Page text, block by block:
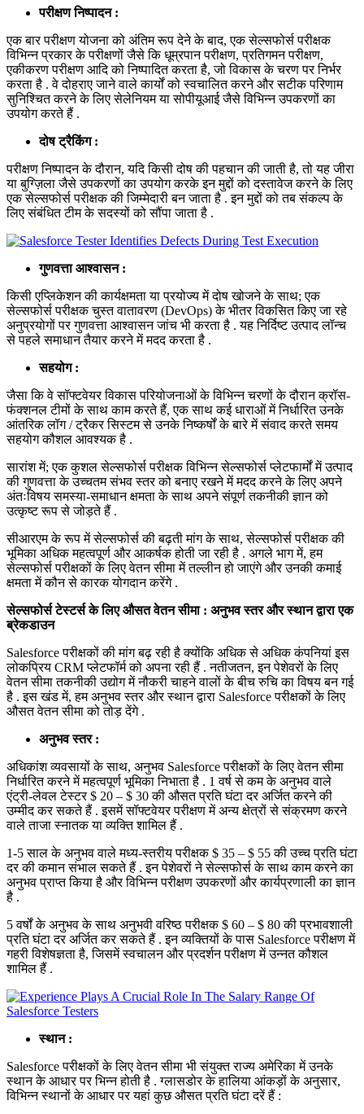
परीक्षण निष्पादन :
एक बार परीक्षण योजना को अंतिम रूप देने के बाद, एक सेल्सफोर्स परीक्षक
विभिन्न प्रकार के परीक्षणों जैसे कि धूम्रपान परीक्षण, प्रतिगमन परीक्षण,
एकीकरण परीक्षण आदि को निष्पादित करता है, जो विकास के चरण पर निर्भर
करता है . वे दोहराए जाने वाले कार्यों को स्वचालित करने और सटीक परिणाम
सुनिश्चित करने के लिए सेलेनियम या सोपीयूआई जैसे विभिन्न उपकरणों का
उपयोग करते हैं .
दोष ट्रैकिंग :
परीक्षण निष्पादन के दौरान, यदि किसी दोष की पहचान की जाती है, तो यह जीरा
या बुग्ज़िला जैसे उपकरणों का उपयोग करके इन मुद्दों को दस्तावेज करने के लिए
एक सेल्सफोर्स परीक्षक की जिम्मेदारी बन जाता है . इन मुद्दों को तब संकल्प के
लिए संबंधित टीम के सदस्यों को सौंपा जाता है .
गुणवत्ता आश्वासन :
किसी एप्लिकेशन की कार्यक्षमता या प्रयोज्य में दोष खोजने के साथ; एक
सेल्सफोर्स परीक्षक चुस्त वातावरण (DevOps) के भीतर विकसित किए जा रहे
अनुप्रयोगों पर गुणवत्ता आश्वासन जांच भी करता है . यह निर्दिष्ट उत्पाद लॉन्च
से पहले समाधान तैयार करने में मदद करता है .
सहयोग :
जैसा कि वे सॉफ्टवेयर विकास परियोजनाओं के विभिन्न चरणों के दौरान क्रॉस-
फंक्शनल टीमों के साथ काम करते हैं, एक साथ कई धाराओं में निर्धारित उनके
आंतरिक लॉग / ट्रैकर सिस्टम से उनके निष्कर्षों के बारे में संवाद करते समय
सहयोग कौशल आवश्यक है .
सारांश में; एक कुशल सेल्सफोर्स परीक्षक विभिन्न सेल्सफोर्स प्लेटफार्मों में उत्पाद
की गुणवत्ता के उच्चतम संभव स्तर को बनाए रखने में मदद करने के लिए अपने
अंतःविषय समस्या-समाधान क्षमता के साथ अपने संपूर्ण तकनीकी ज्ञान को
उत्कृष्ट रूप से जोड़ते हैं .
सीआरएम के रूप में सेल्सफोर्स की बढ़ती मांग के साथ, सेल्सफोर्स परीक्षक की
भूमिका अधिक महत्वपूर्ण और आकर्षक होती जा रही है . अगले भाग में, हम
सेल्सफोर्स परीक्षकों के लिए वेतन सीमा में तल्लीन हो जाएंगे और उनकी कमाई
क्षमता में कौन से कारक योगदान करेंगे .
सेल्सफोर्स टेस्टर्स के लिए औसत वेतन सीमा : अनुभव स्तर और स्थान द्वारा एक
ब्रेकडाउन
Salesforce परीक्षकों की मांग बढ़ रही है क्योंकि अधिक से अधिक कंपनियां इस
लोकप्रिय CRM प्लेटफॉर्म को अपना रही हैं . नतीजतन, इन पेशेवरों के लिए
वेतन सीमा तकनीकी उद्योग में नौकरी चाहने वालों के बीच रुचि का विषय बन गई
है . इस खंड में, हम अनुभव स्तर और स्थान द्वारा Salesforce परीक्षकों के लिए
औसत वेतन सीमा को तोड़ देंगे .
अनुभव स्तर :
अधिकांश व्यवसायों के साथ, अनुभव Salesforce परीक्षकों के लिए वेतन सीमा
निर्धारित करने में महत्वपूर्ण भूमिका निभाता है . 1 वर्ष से कम के अनुभव वाले
एंट्री-लेवल टेस्टर $ 20 – $ 30 की औसत प्रति घंटा दर अर्जित करने की
उम्मीद कर सकते हैं . इसमें सॉफ्टवेयर परीक्षण में अन्य क्षेत्रों से संक्रमण करने
वाले ताजा स्नातक या व्यक्ति शामिल हैं .
1-5 साल के अनुभव वाले मध्य-स्तरीय परीक्षक $ 35 – $ 55 की उच्च प्रति घंटा
दर की कमान संभाल सकते हैं . इन पेशेवरों ने सेल्सफोर्स के साथ काम करने का
अनुभव प्राप्त किया है और विभिन्न परीक्षण उपकरणों और कार्यप्रणाली का ज्ञान
है .
5 वर्षों के अनुभव के साथ अनुभवी वरिष्ठ परीक्षक $ 60 – $ 80 की प्रभावशाली
प्रति घंटा दर अर्जित कर सकते हैं . इन व्यक्तियों के पास Salesforce परीक्षण में
गहरी विशेषज्ञता है, जिसमें स्वचालन और प्रदर्शन परीक्षण में उन्नत कौशल
शामिल हैं .
स्थान :
Salesforce परीक्षकों के लिए वेतन सीमा भी संयुक्त राज्य अमेरिका में उनके
स्थान के आधार पर भिन्न होती है . ग्लासडोर के हालिया आंकड़ों के अनुसार,
विभिन्न स्थानों के आधार पर यहां कुछ औसत प्रति घंटा दरें हैं :